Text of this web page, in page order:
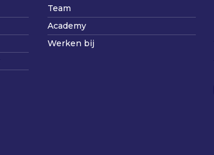
Team
Academy
Werken bij